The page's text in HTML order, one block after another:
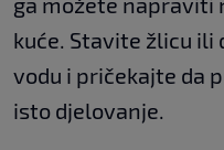
kuće. Stavite žlicu ili
vodu i pričekajte da
isto djelovanje.